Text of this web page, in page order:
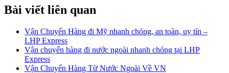
Bài viết liên quan
Vận Chuyển Hàng đi Mỹ nhanh chóng, an toàn, uy tín –
LHP Express
Vận chuyển hàng đi nước ngoài nhanh chóng tại LHP
Express
Vận Chuyển Hàng Từ Nước Ngoài Về VN